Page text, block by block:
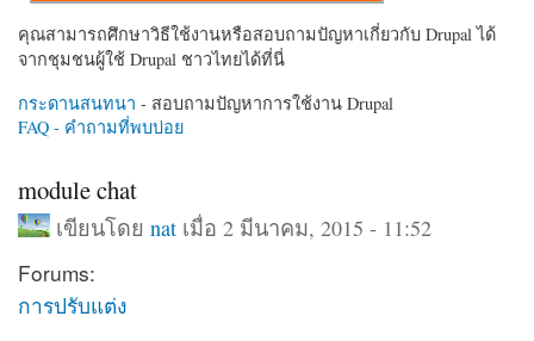
คุณสามารถศึกษาวิธีใช้งานหรือสอบถามปัญหาเกี่ยวกับ Drupal ได้
จากชุมชนผู้ใช้ Drupal ชาวไทยได้ที่นี่
กระดานสนทนา - สอบถามปัญหาการใช้งาน Drupal
FAQ - คำถามที่พบบ่อย
module chat
เขียนโดย natเมื่อ 2 มีนาคม, 2015 - 11:52
Forums:
การปรับแต่ง